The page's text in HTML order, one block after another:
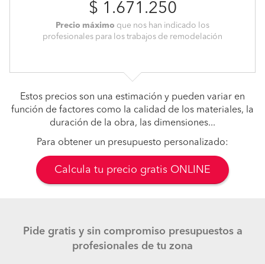
$ 1.671.250
Precio máximo que nos han indicado los
profesionales para los trabajos de remodelación
Estos precios son una estimación y pueden variar en
función de factores como la calidad de los materiales, la
duración de la obra, las dimensiones...
Para obtener un presupuesto personalizado:
Calcula tu precio gratis ONLINE
Pide gratis y sin compromiso presupuestos a
profesionales de tu zona